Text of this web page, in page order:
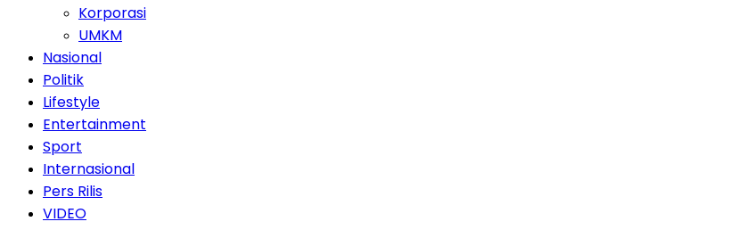
Korporasi
UMKM
Nasional
Politik
Lifestyle
Entertainment
Sport
Internasional
Pers Rilis
VIDEO